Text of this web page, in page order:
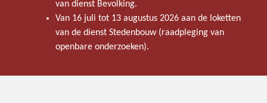
van dienst Bevolking.
Van 16 juli tot 13 augustus 2026 aan de loketten
van de dienst Stedenbouw (raadpleging van
openbare onderzoeken).